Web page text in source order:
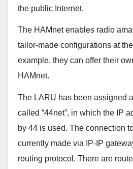
the public Internet.
The HAMnet enables radio
tailor-made configurations at
example, they can offer their
HAMnet.
The LARU has been assigned
called “44net”, in which the IP
by 44 is used. The connection
currently made via IP-IP
routing protocol. There are